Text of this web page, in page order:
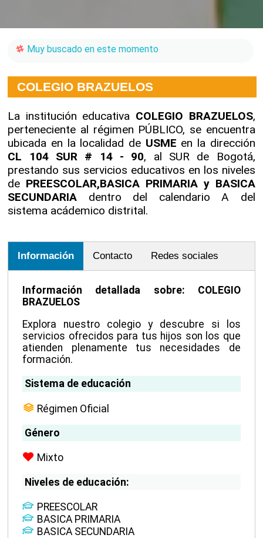
Muy buscado en este momento
COLEGIO BRAZUELOS
La institución educativa COLEGIO BRAZUELOS,
perteneciente al régimen PÚBLICO, se encuentra
ubicada en la localidad de USME en la dirección
CL 104 SUR # 14 - 90, al SUR de Bogotá,
prestando sus servicios educativos en los niveles
de PREESCOLAR,BASICA PRIMARIA y BASICA
SECUNDARIA dentro del calendario A del
sistema acádemico distrital.
Información Contacto Redes sociales
Información detallada sobre: COLEGIO
BRAZUELOS
Explora nuestro colegio y descubre si los
servicios ofrecidos para tus hijos son los que
atienden plenamente tus necesidades de
formación.
Sistema de educación
Régimen Oficial
Género
Mixto
Niveles de educación:
PREESCOLAR
BASICA PRIMARIA
BASICA SECUNDARIA